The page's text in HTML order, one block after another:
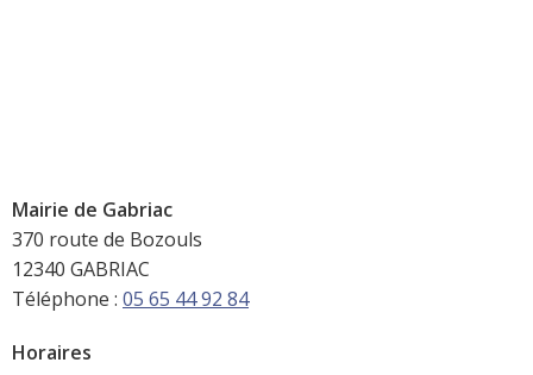
Mairie de Gabriac
370 route de Bozouls
12340 GABRIAC
Téléphone : 05 65 44 92 84
Horaires